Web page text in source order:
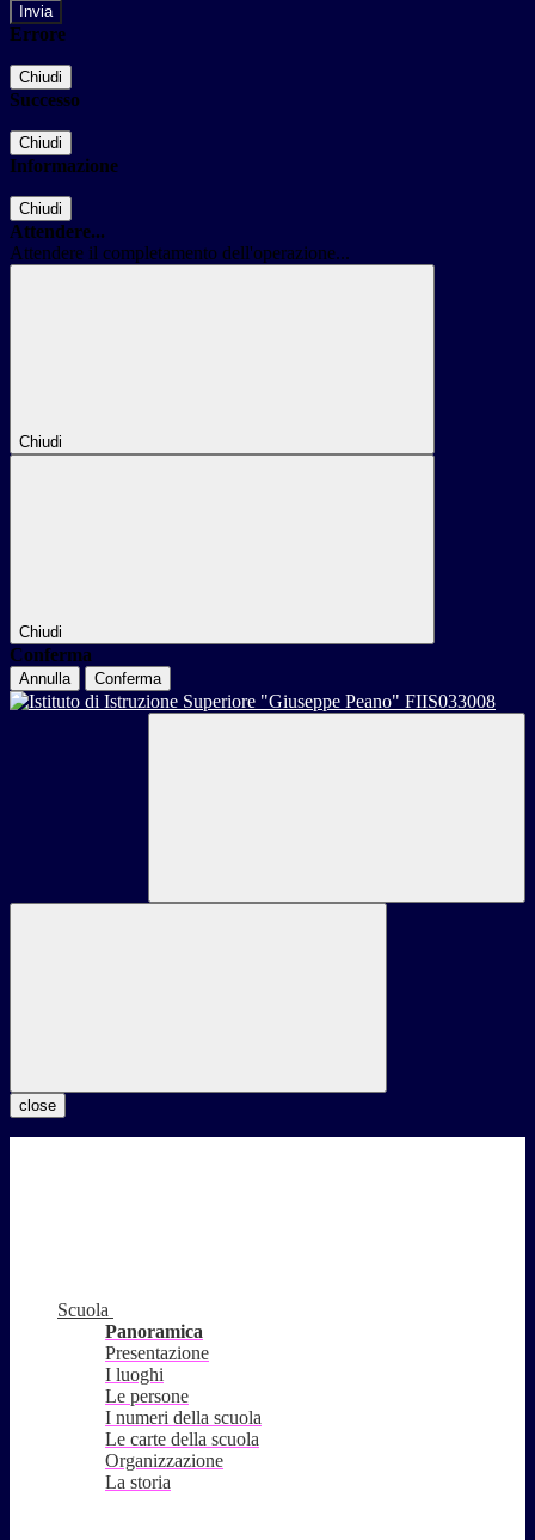
Errore
Chiudi
Successo
Chiudi
Informazione
Chiudi
Attendere...
Attendere il completamento dell'operazione...
Chiudi
Chiudi
Conferma
Annulla Conferma
close
Scuola
Panoramica
Presentazione
I luoghi
Le persone
I numeri della scuola
Le carte della scuola
Organizzazione
La storia